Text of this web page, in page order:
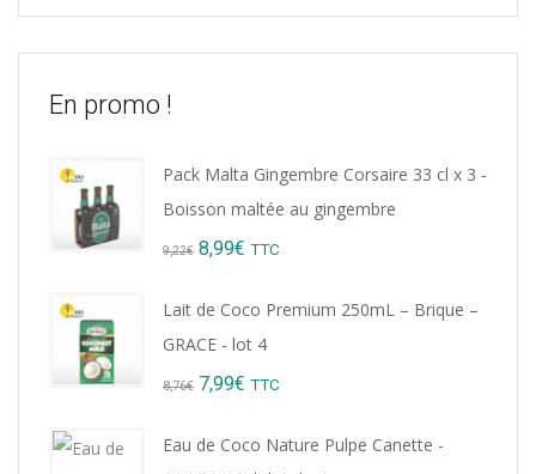
En promo !
Pack Malta Gingembre Corsaire 33 cl x 3 -
Boisson maltée au gingembre
9,22€ Original
8,99€ Current
TTC
Lait de Coco Premium 250mL – Brique –
GRACE - lot 4
8,76€ Original
7,99€ Current
TTC
Eau de Coco Nature Pulpe Canette -